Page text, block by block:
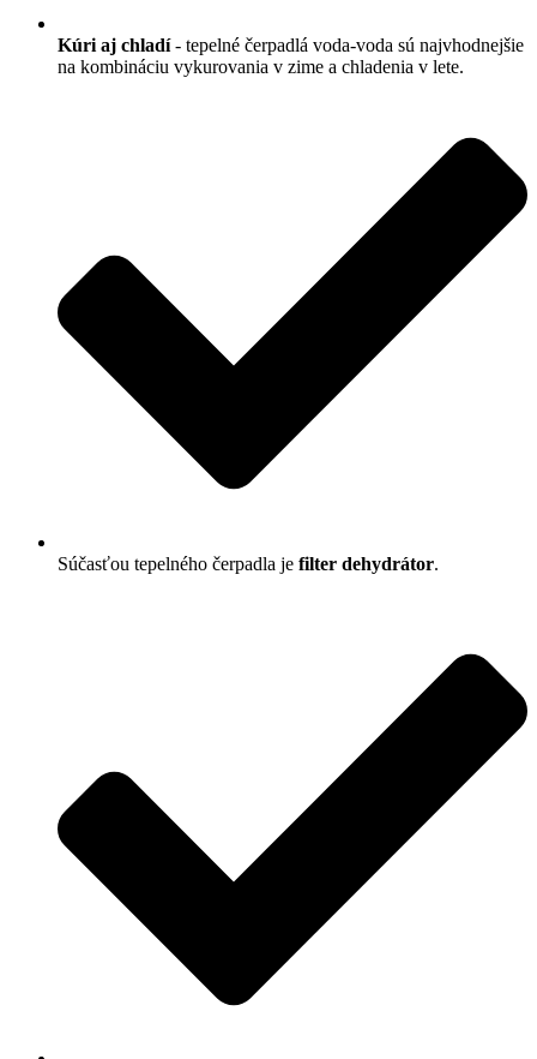
Kúri aj chladí- tepelné čerpadlá voda-voda sú najvhodnejšie
na kombináciu vykurovania v zime a chladenia v lete.
Súčasťou tepelného čerpadla je filter dehydrátor.